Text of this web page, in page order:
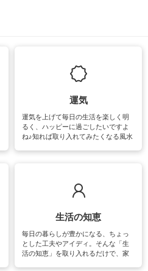
運気
運気を上げて毎日の生活を楽しく明
るく、ハッピーに過ごしたいですよ
ね♪知れば取り入れてみたくなる風水
生活の知恵
毎日の暮らしが豊かになる、ちょっ
とした工夫やアイディ。そんな「生
活の知恵」を取り入れるだけで、家